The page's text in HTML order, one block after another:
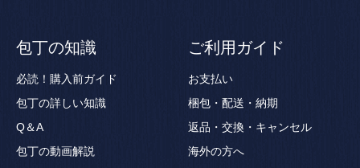
包丁の知識
必読！購入前ガイド
包丁の詳しい知識
Q＆A
包丁の動画解説
ご利用ガイド
お支払い
梱包・配送・納期
返品・交換・キャンセル
海外の方へ